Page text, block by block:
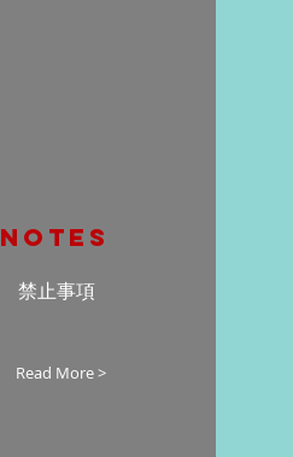
Notes
禁止事項
Read More >